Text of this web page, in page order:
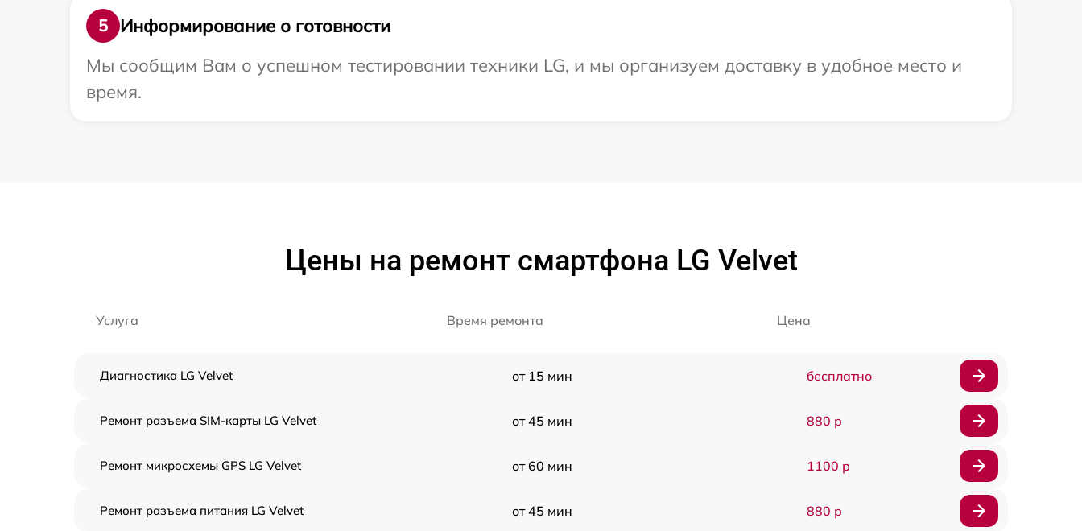
5
Информирование о готовности
Мы сообщим Вам о успешном тестировании техники LG, и мы организуем доставку в удобное место и
время.
Цены на ремонт смартфона LG Velvet
Услуга Время ремонта Цена
Диагностика LG Velvet от 15 мин бесплатно
Ремонт разъема SIM-карты LG Velvet от 45 мин 880 р
Ремонт микросхемы GPS LG Velvet от 60 мин 1100 р
Ремонт разъема питания LG Velvet от 45 мин 880 р